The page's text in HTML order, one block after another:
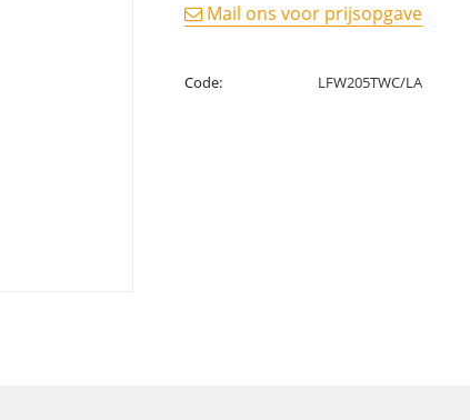
Mail ons voor prijsopgave
Code: LFW205TWC/LA